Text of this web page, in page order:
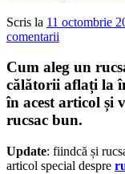
Scris la 11 octombrie
comentarii
Cum aleg un
călătorii aflați la
în acest articol și
rucsac bun.
Update: fiindcă și
articol special despre